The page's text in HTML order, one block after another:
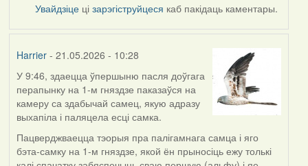
Увайдзіце цізарэгіструйцеся каб пакідаць каментары.
Harrier- 21.05.2026 - 10:28
У 9:46, здаецца ўпершыню пасля доўгага
перапынку на 1-м гняздзе паказаўся на
камеру са здабычай самец, якую адразу
выхапіла і паляцела есці самка.
Пацверджваецца тэорыя пра палігамнага самца і яго
бэта-самку на 1-м гняздзе, якой ён прыносіць ежу толькі